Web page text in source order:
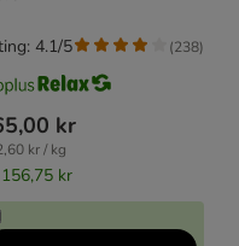
kr
kr / kg
156,75 kr
4.1/5 (238)